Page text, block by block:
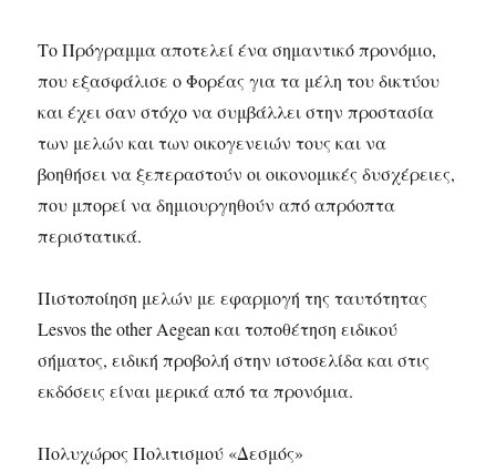
Το Πρόγραμμα αποτελεί ένα σημαντικό προνόμιο,
που εξασφάλισε ο Φορέας για τα μέλη του δικτύου
και έχει σαν στόχο να συμβάλλει στην προστασία
των μελών και των οικογενειών τους και να
βοηθήσει να ξεπεραστούν οι οικονομικές δυσχέρειες,
που μπορεί να δημιουργηθούν από απρόοπτα
περιστατικά.
Πιστοποίηση μελών με εφαρμογή της ταυτότητας
Lesvos the other Aegean και τοποθέτηση ειδικού
σήματος, ειδική προβολή στην ιστοσελίδα και στις
εκδόσεις είναι μερικά από τα προνόμια.
Πολυχώρος Πολιτισμού «Δεσμός»